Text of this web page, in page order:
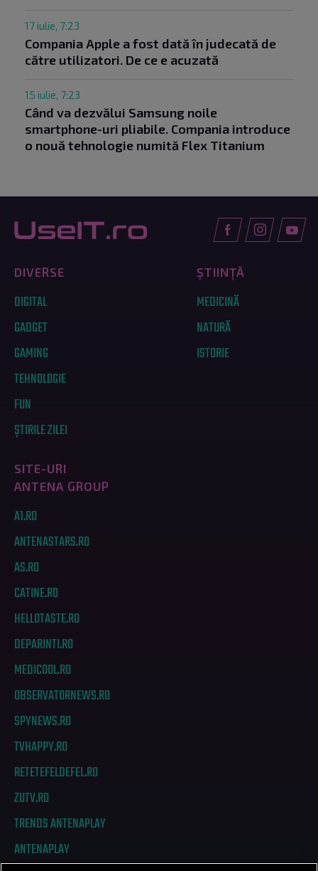
17 iulie, 7:23
Compania Apple a fost dată în judecată de
către utilizatori. De ce e acuzată
15 iulie, 7:23
Când va dezvălui Samsung noile
smartphone-uri pliabile. Compania introduce
o nouă tehnologie numită Flex Titanium
DIVERSE
DIGITAL
GADGET
GAMING
TEHNOLOGIE
FUN
ȘTIRILE ZILEI
ȘTIINȚĂ
MEDICINĂ
NATURĂ
ISTORIE
SITE-URI
ANTENA GROUP
A1.RO
ANTENASTARS.RO
AS.RO
CATINE.RO
HELLOTASTE.RO
DEPARINTI.RO
MEDICOOL.RO
OBSERVATORNEWS.RO
SPYNEWS.RO
TVHAPPY.RO
RETETEFELDEFEL.RO
ZUTV.RO
TRENDS ANTENAPLAY
ANTENAPLAY